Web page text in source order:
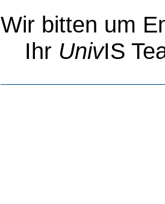
Wir bitten um
Ihr UnivIS